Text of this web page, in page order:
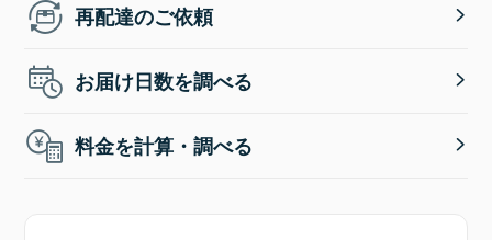
再配達のご依頼
お届け日数を調べる
料金を計算・調べる